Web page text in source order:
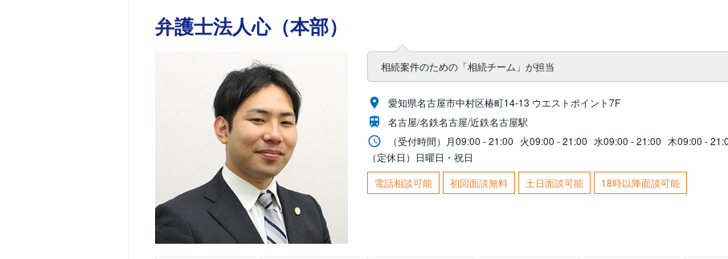
弁護士法人心（本部）
相続案件のための「相続チーム」が担当
愛知県名古屋市中村区椿町14-13 ウエストポイント7F
名古屋/名鉄名古屋/近鉄名古屋駅
（受付時間） 月09:00 - 21:00 火09:00 - 21:00 水09:00 - 21:00 木09:00 -
（定休日）日曜日・祝日
電話相談可能
初回面談無料 土日面談可能 18時以降面談可能